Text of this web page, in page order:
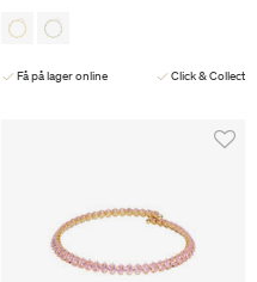
Få på lager online Click & Collect